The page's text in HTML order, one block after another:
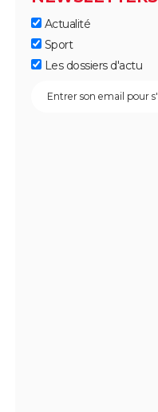
Actualité
Sport
Les dossiers d'actu